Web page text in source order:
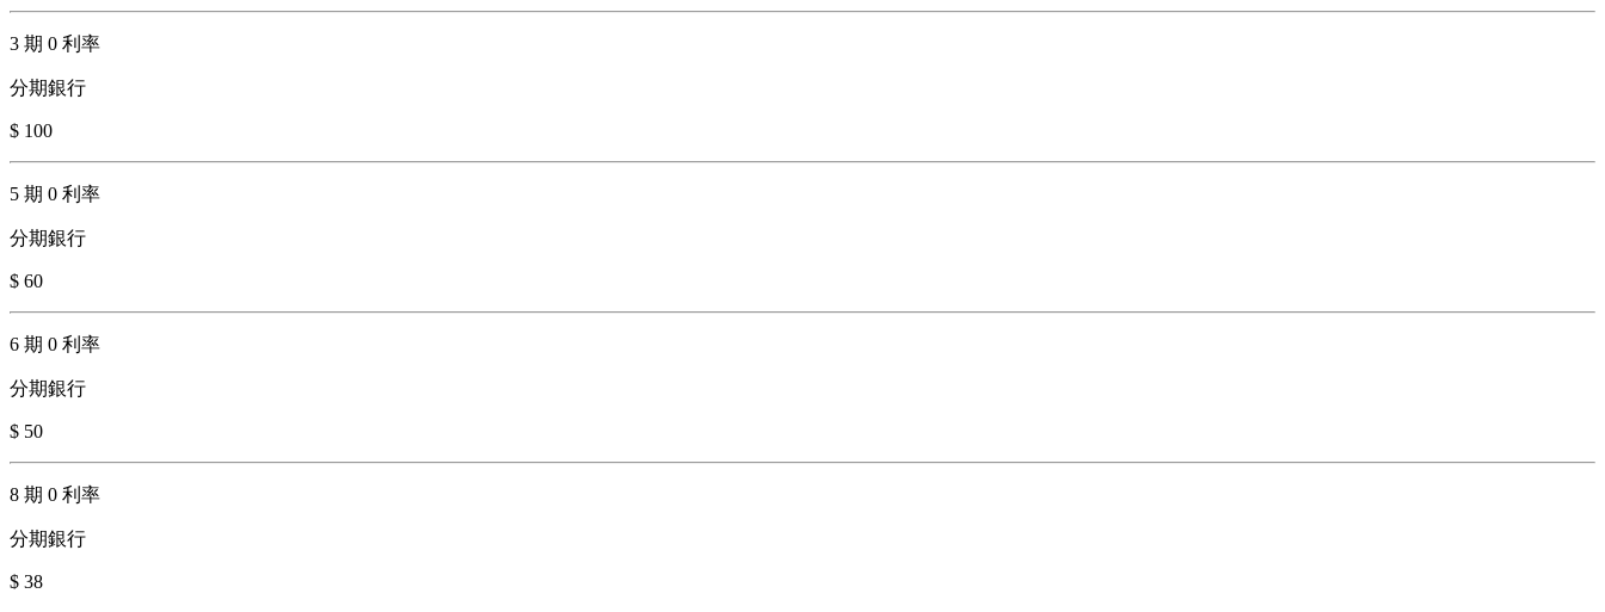
3 期 0 利率
分期銀行
$ 100
5 期 0 利率
分期銀行
$ 60
6 期 0 利率
分期銀行
$ 50
8 期 0 利率
分期銀行
$ 38